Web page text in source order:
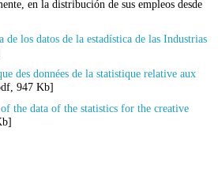
en la distribución de sus empleos desde
los datos de la estadística de las Industrias
des données de la statistique relative aux
947 Kb]
the data of the statistics for the creative